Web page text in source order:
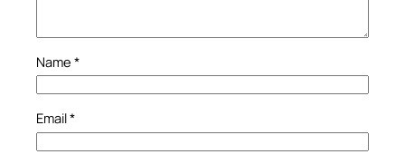
Name *
Email*